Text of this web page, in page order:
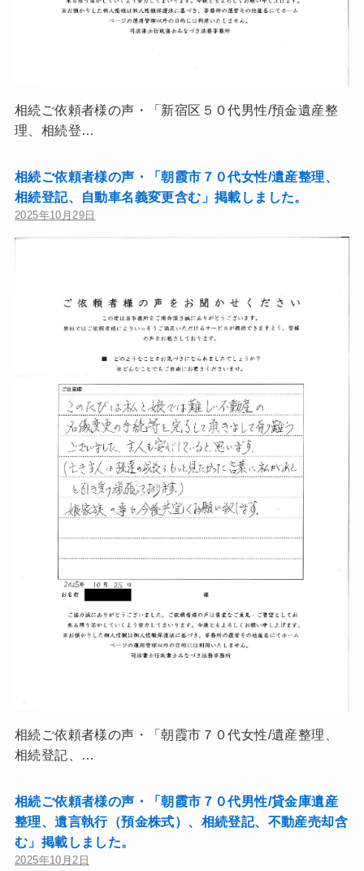
相続ご依頼者様の声・「新宿区５０代男性/預金遺産整
理、相続登…
相続ご依頼者様の声・「朝霞市７０代女性/遺産整理、
相続登記、自動車名義変更含む」掲載しました。
2025年10月29日
相続ご依頼者様の声・「朝霞市７０代女性/遺産整理、
相続登記、…
相続ご依頼者様の声・「朝霞市７０代男性/貸金庫遺産
整理、遺言執行（預金株式）、相続登記、不動産売却含
む」掲載しました。
2025年10月2日